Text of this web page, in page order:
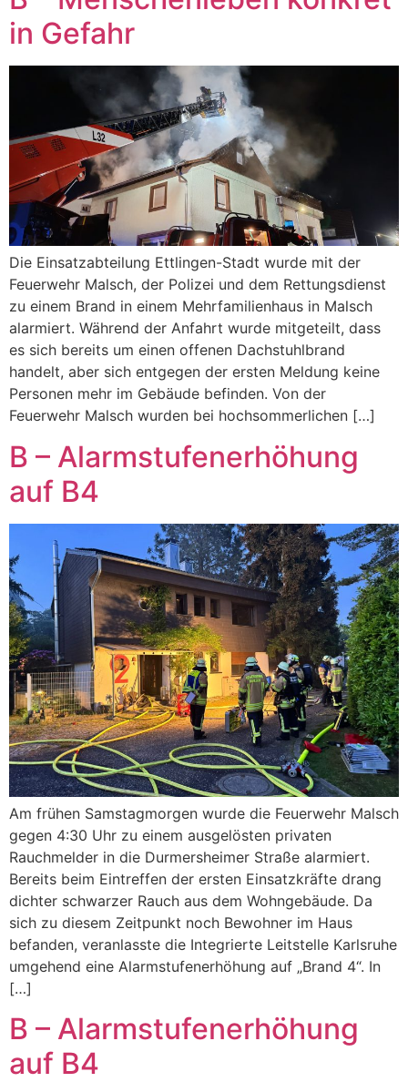
in Gefahr
Die Einsatzabteilung Ettlingen-Stadt wurde mit der
Feuerwehr Malsch, der Polizei und dem Rettungsdienst
zu einem Brand in einem Mehrfamilienhaus in Malsch
alarmiert. Während der Anfahrt wurde mitgeteilt, dass
es sich bereits um einen offenen Dachstuhlbrand
handelt, aber sich entgegen der ersten Meldung keine
Personen mehr im Gebäude befinden. Von der
Feuerwehr Malsch wurden bei hochsommerlichen […]
B – Alarmstufenerhöhung
auf B4
Am frühen Samstagmorgen wurde die Feuerwehr Malsch
gegen 4:30 Uhr zu einem ausgelösten privaten
Rauchmelder in die Durmersheimer Straße alarmiert.
Bereits beim Eintreffen der ersten Einsatzkräfte drang
dichter schwarzer Rauch aus dem Wohngebäude. Da
sich zu diesem Zeitpunkt noch Bewohner im Haus
befanden, veranlasste die Integrierte Leitstelle Karlsruhe
umgehend eine Alarmstufenerhöhung auf „Brand 4“. In
[…]
B – Alarmstufenerhöhung
auf B4